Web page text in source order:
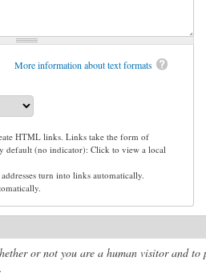
More information about text formats
HTML links. Links take the form of
default (no indicator): Click to view a local
turn into links automatically.
or not you are a human visitor and to